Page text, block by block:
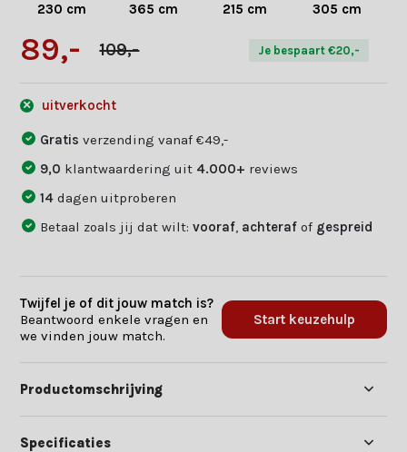
230 cm 365 cm 215 cm 305 cm
89,- 109,- Je bespaart €20,-
uitverkocht
Gratisverzending vanaf €49,-
9,0 klantwaardering uit 4.000+ reviews
14dagen uitproberen
Betaal zoals jij dat wilt:vooraf achteraf of gespreid
Twijfel je of dit jouw match is?
Beantwoord enkele vragen en
we vinden jouw match.
Start keuzehulp
Productomschrijving
Specificaties